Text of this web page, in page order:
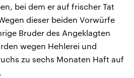
bei dem er auf frischer Tat
dieser beiden Vorwürfe
Bruder des Angeklagten
wegen Hehlerei und
zu sechs Monaten Haft auf